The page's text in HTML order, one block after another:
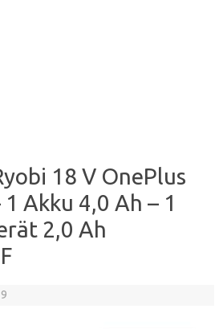
18 V OnePlus
Akku 4,0 Ah – 1
2,0 Ah